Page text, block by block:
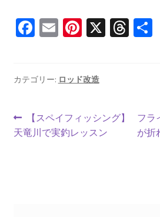
Fa
o
k
E
l
Pi
es
X T 共
カテゴリー: ロッド改造
投
稿
前
の
【スペイフィッシング】
天竜川で実釣レッスン
次
の
フラ
が折